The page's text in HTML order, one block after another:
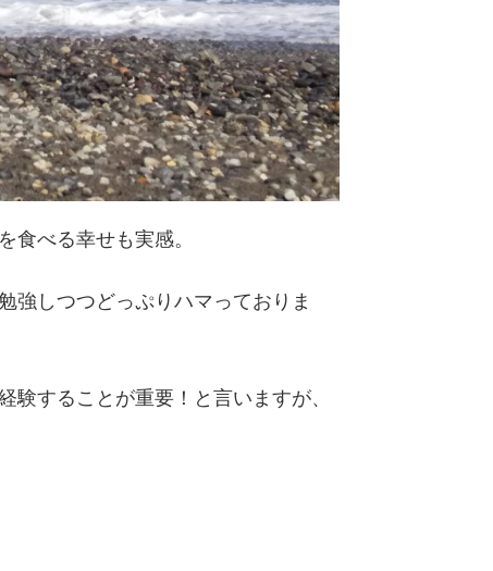
食べる幸せも実感。
強しつつどっぷりハマっておりま
することが重要！と言いますが、